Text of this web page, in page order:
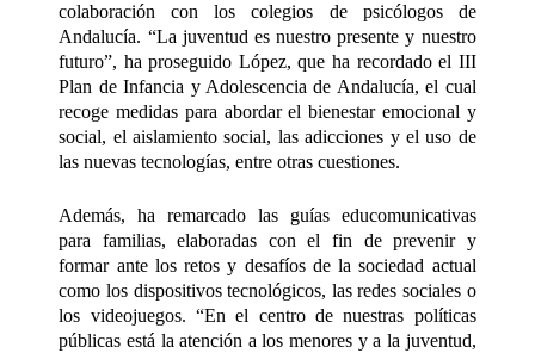
colaboración con los colegios de psicólogos de
Andalucía. “La juventud es nuestro presente y nuestro
futuro”, ha proseguido López, que ha recordado el III
Plan de Infancia y Adolescencia de Andalucía, el cual
recoge medidas para abordar el bienestar emocional y
social, el aislamiento social, las adicciones y el uso de
las nuevas tecnologías, entre otras cuestiones.
Además, ha remarcado las guías educomunicativas
para familias, elaboradas con el fin de prevenir y
formar ante los retos y desafíos de la sociedad actual
como los dispositivos tecnológicos, las redes sociales o
los videojuegos. “En el centro de nuestras políticas
públicas está la atención a los menores y a la juventud,